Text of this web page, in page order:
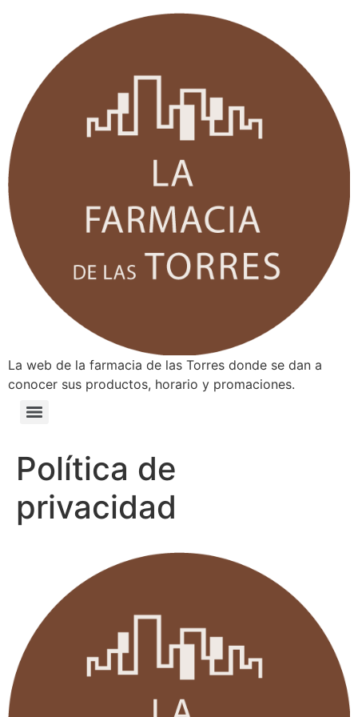
La web de la farmacia de las Torres donde se dan a
conocer sus productos, horario y promaciones.
Política de
privacidad